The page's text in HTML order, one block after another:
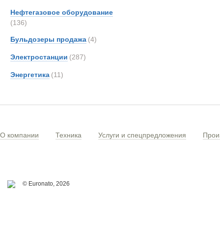
Нефтегазовое оборудование
(136)
Бульдозеры продажа (4)
Электростанции (287)
Энергетика (11)
О компании Техника Услуги и спецпредложения
© Euronato, 2026